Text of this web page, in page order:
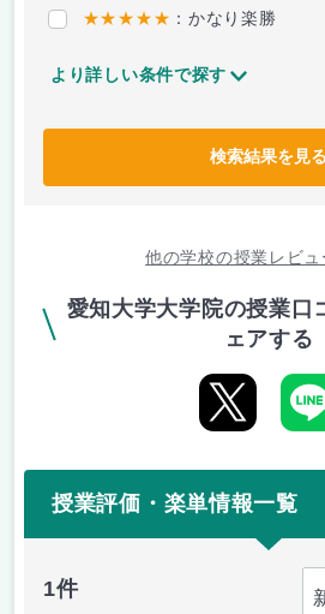
★★★★★ ：かなり楽勝
より詳しい条件で探す
検索結果を見る
他の学校の授業レビュ
愛知大学大学院の授業口
ェアする
授業評価・楽単情報一覧
1件